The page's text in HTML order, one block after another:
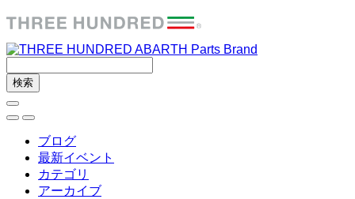
ブログ
最新イベント
カテゴリ
アーカイブ